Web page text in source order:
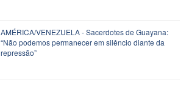
AMÉRICA/VENEZUELA - Sacerdotes de Guayana:
“Não podemos permanecer em silêncio diante da
repressão”